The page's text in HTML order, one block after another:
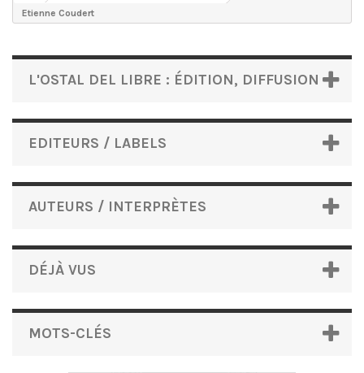
Etienne Coudert
L'OSTAL DEL LIBRE : ÉDITION, DIFFUSION
EDITEURS / LABELS
AUTEURS / INTERPRÈTES
DÉJÀ VUS
MOTS-CLÉS